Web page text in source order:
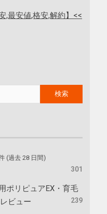
,最安値,格安,解約】<<
(過去 28 日間)
301
ポリピュアEX・育毛
ビュー
239